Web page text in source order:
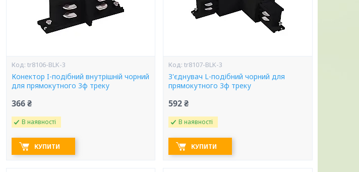
tr8106-BLK-3
Конектор I-подібний внутрішній чорний
для прямокутного 3ф треку
366 ₴
В наявності
КУПИТИ
tr8107-BLK-3
З'єднувач L-подібний чорний для
прямокутного 3ф треку
592 ₴
В наявності
КУПИТИ